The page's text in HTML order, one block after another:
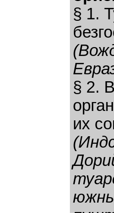
§ 1.
§ 2.
их